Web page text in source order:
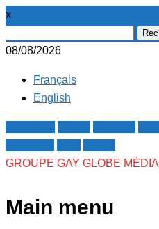
x
08/08/2026
Français
English
GROUPE GAY GLOBE MÉDIA
Main menu